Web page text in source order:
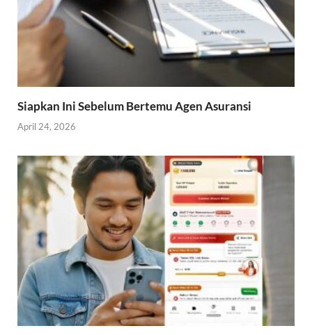
Siapkan Ini Sebelum Bertemu Agen Asuransi
April 24, 2026